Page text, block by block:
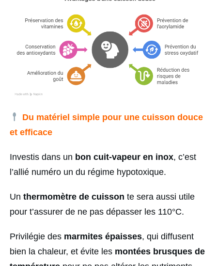
Du matériel simple pour une cuisson douce
et efficace
Investis dans un bon cuit-vapeur en inox, c’est
l’allié numéro un du régime hypotoxique.
Un thermomètre de cuisson te sera aussi utile
pour t’assurer de ne pas dépasser les 110°C.
Privilégie des marmites épaisses, qui diffusent
bien la chaleur, et évite les montées brusques de